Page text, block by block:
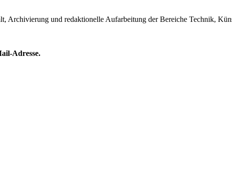
Archivierung und redaktionelle Aufarbeitung der Bereiche Technik,
Adresse.